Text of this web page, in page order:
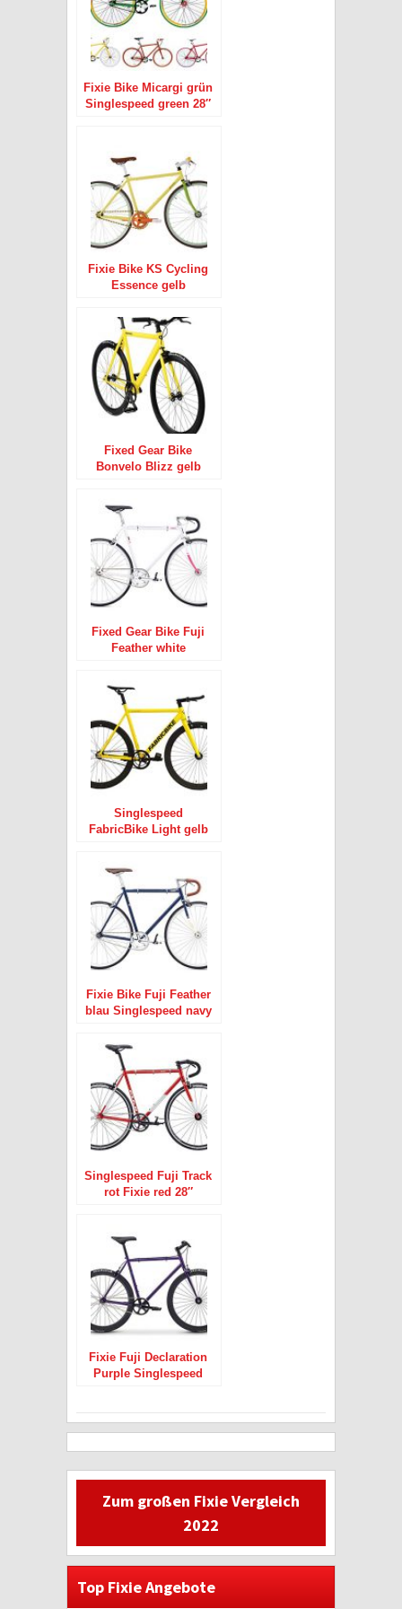
Fixie Bike Micargi grün
Singlespeed green 28″
Fixie Bike KS Cycling
Essence gelb
Fixed Gear Bike
Bonvelo Blizz gelb
Fixed Gear Bike Fuji
Feather white
Singlespeed
FabricBike Light gelb
Fixie Bike Fuji Feather
blau Singlespeed navy
Singlespeed Fuji Track
rot Fixie red 28″
Fixie Fuji Declaration
Purple Singlespeed
Zum großen Fixie Vergleich
2022
Top Fixie Angebote